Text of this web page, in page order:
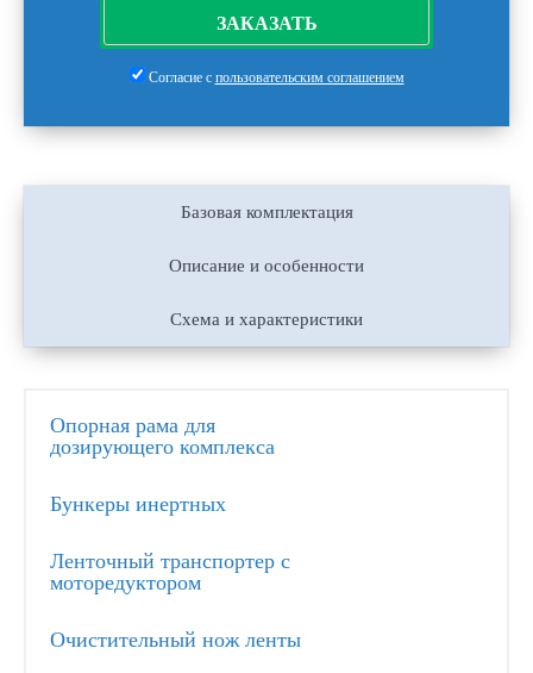
ЗАКАЗАТЬ
Согласие с пользовательским соглашением
Базовая комплектация
Описание и особенности
Схема и характеристики
Опорная рама для
дозирующего комплекса
Бункеры инертных
Ленточный транспортер с
моторедуктором
Очистительный нож ленты